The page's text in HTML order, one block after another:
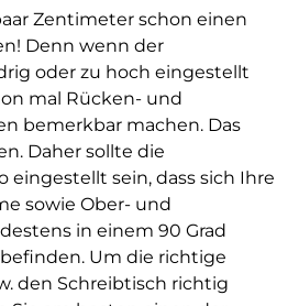
Zentimeter schon einen
Denn wenn der
oder zu hoch eingestellt
mal Rücken- und
bemerkbar machen. Das
Daher sollte die
eingestellt sein, dass sich Ihre
sowie Ober- und
in einem 90 Grad
Um die richtige
den Schreibtisch richtig